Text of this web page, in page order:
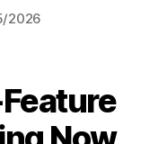
2026